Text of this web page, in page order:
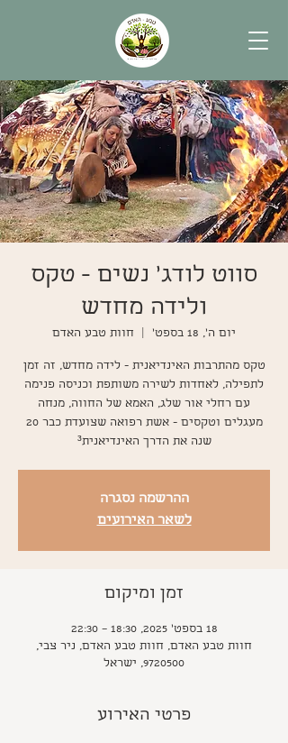
סווט לודג' נשים - טקס
ולידה מחדש
יום ה׳, 18 בספט׳ חוות טבע האדם
טקס מהתרבות האינדיאנית - לידה מחדש, זה זמן
עם רחלי אור שלג, האמא של החווה, מנחה
מעגלים וטקסים - אשת רפואה שצועדת כבר 20
שנה את הדרך האינדיאנית³
ההרשמה נסגרה
לשאר האירועים
זמן ומיקום
18 בספט׳ 2025, 18:30 – 22:30
חוות טבע האדם, חוות טבע האדם, ניר צבי,
9720500, ישראל
פרטי האירוע